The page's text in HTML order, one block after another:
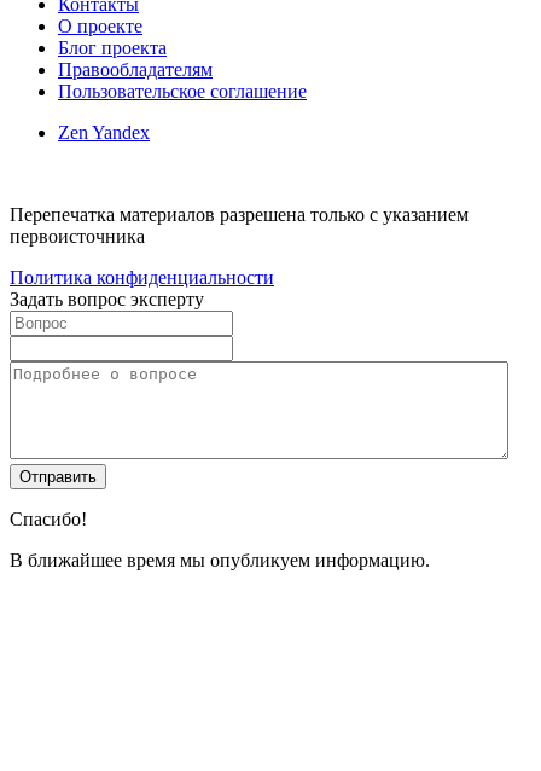
Контакты
О проекте
Блог проекта
Правообладателям
Пользовательское соглашение
Zen Yandex
Перепечатка материалов разрешена только с указанием
первоисточника
Политика конфиденциальности
Задать вопрос эксперту
Спасибо!
В ближайшее время мы опубликуем информацию.